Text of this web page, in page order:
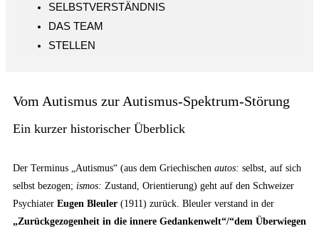
SELBSTVERSTÄNDNIS
DAS TEAM
STELLEN
Vom Autismus zur Autismus-Spektrum-Störung
Ein kurzer historischer Überblick
Der Terminus „Autismus“ (aus dem Griechischen autos: selbst, auf sich
selbst bezogen; ismos: Zustand, Orientierung) geht auf den Schweizer
Psychiater Eugen Bleuler (1911) zurück. Bleuler verstand in der
„Zurückgezogenheit in die innere Gedankenwelt“/“dem Überwiegen